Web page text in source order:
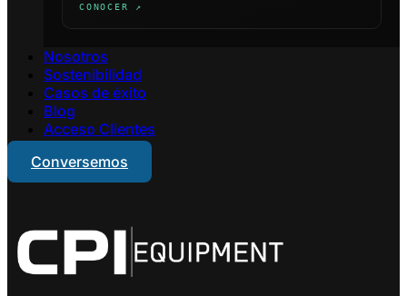
CONOCER ↗
Nosotros
Sostenibilidad
Casos de éxito
Blog
Acceso Clientes
Conversemos